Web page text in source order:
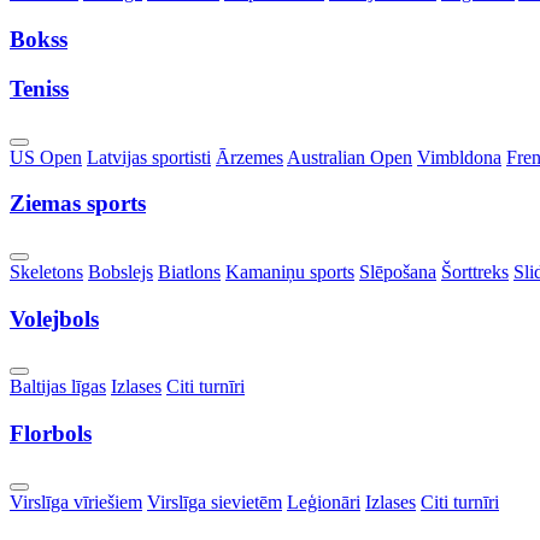
Bokss
Teniss
Toggle
Dropdown
US Open Latvijas sportisti Ārzemes Australian Open Vimbldona
Ziemas sports
Toggle
Dropdown
Skeletons Bobslejs Biatlons Kamaniņu sports Slēpošana Šorttreks
Volejbols
Toggle
Dropdown
Baltijas līgas Izlases Citi turnīri
Florbols
Toggle
Dropdown
Virslīga vīriešiem Virslīga sievietēm Leģionāri Izlases Citi turnīri